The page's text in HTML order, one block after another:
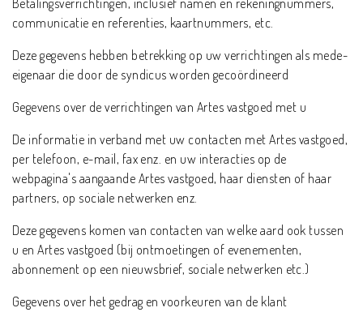
Betalingsverrichtingen, inclusief namen en rekeningnummers,
communicatie en referenties, kaartnummers, etc.
Deze gegevens hebben betrekking op uw verrichtingen als mede-
eigenaar die door de syndicus worden gecoördineerd
Gegevens over de verrichtingen van Artes vastgoed met u
De informatie in verband met uw contacten met Artes vastgoed,
per telefoon, e-mail, fax enz. en uw interacties op de
webpagina's aangaande Artes vastgoed, haar diensten of haar
partners, op sociale netwerken enz.
Deze gegevens komen van contacten van welke aard ook tussen
u en Artes vastgoed (bij ontmoetingen of evenementen,
abonnement op een nieuwsbrief, sociale netwerken etc.)
Gegevens over het gedrag en voorkeuren van de klant